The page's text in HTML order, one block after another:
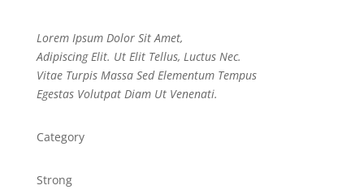
Lorem Ipsum Dolor Sit Amet,
Adipiscing Elit. Ut Elit Tellus, Luctus Nec.
Vitae Turpis Massa Sed Elementum Tempus
Egestas Volutpat Diam Ut Venenati.
Category
Strong